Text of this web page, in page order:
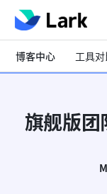
博客中心 工具对
旗舰版团